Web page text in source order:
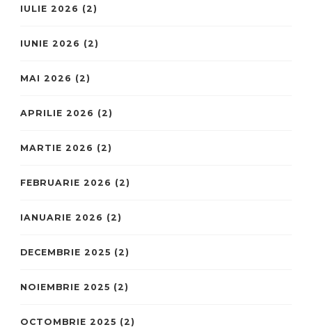
IULIE 2026 (2)
IUNIE 2026 (2)
MAI 2026 (2)
APRILIE 2026 (2)
MARTIE 2026 (2)
FEBRUARIE 2026 (2)
IANUARIE 2026 (2)
DECEMBRIE 2025 (2)
NOIEMBRIE 2025 (2)
OCTOMBRIE 2025 (2)